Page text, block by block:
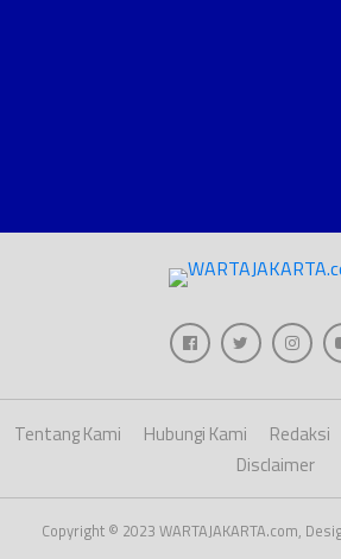
Tentang Kami Hubungi Kami Redaksi
Disclaimer
Copyright © 2023 WARTAJAKARTA.com,